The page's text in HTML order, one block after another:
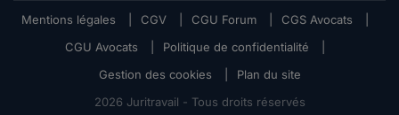
Mentions légales CGV CGU Forum CGS Avocats
CGU Avocats
Politique de confidentialité
Gestion des cookies
Plan du site
2026 Juritravail - Tous droits réservés